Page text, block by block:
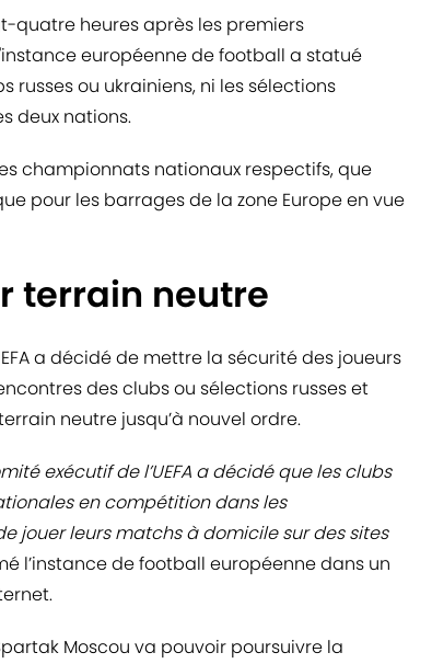
quatre heures après les premiers
européenne de football a statué
russes ou ukrainiens, ni les sélections
deux nations.
championnats nationaux respectifs, que
pour les barrages de la zone Europe en vue
terrain neutre
a décidé de mettre la sécurité des joueurs
des clubs ou sélections russes et
neutre jusqu’à nouvel ordre.
exécutif de l’UEFA a décidé que les clubs
en compétition dans les
jouer leurs matchs à domicile sur des sites
l’instance de football européenne dans un
Moscou va pouvoir poursuivre la